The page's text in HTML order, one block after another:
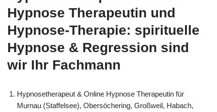
Hypnose Therapeutin und
Hypnose-Therapie: spirituelle
Hypnose & Regression sind
wir Ihr Fachmann
Hypnosetherapeut & Online Hypnose Therapeutin für
Murnau (Staffelsee), Obersöchering, Großweil, Habach,